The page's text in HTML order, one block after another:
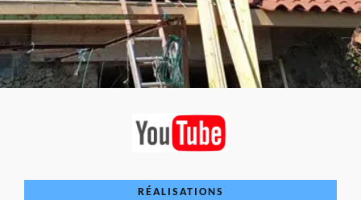
RÉALISATIONS